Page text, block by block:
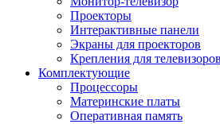
Проекторы
Интерактивные панели
Экраны для проекторов
Крепления для телевизоров
Комплектующие
Процессоры
Материнские платы
Оперативная память